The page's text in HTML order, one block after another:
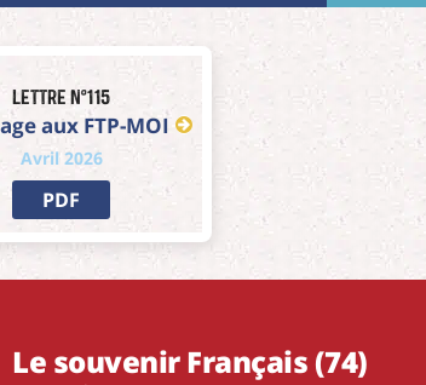
Lettre n°115
aux FTP-MOI
Avril 2026
PDF
Le souvenir Français (74)